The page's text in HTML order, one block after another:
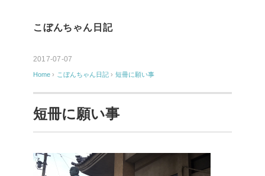
こぼんちゃん日記
2017-07-07
Home › こぼんちゃん日記 › 短冊に願い事
短冊に願い事